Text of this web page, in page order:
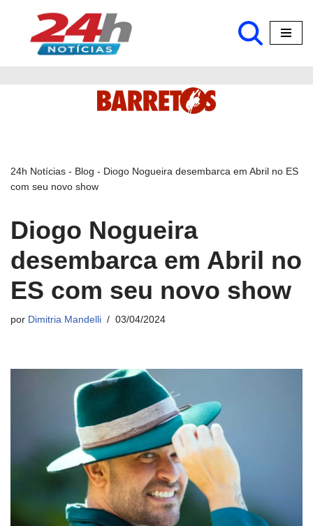
Pular
24h Notícias - Blog - Diogo Nogueira desembarca em Abril no ES
com seu novo show
Diogo Nogueira
desembarca em Abril no
ES com seu novo show
por Dimitria Mandelli 03/04/2024